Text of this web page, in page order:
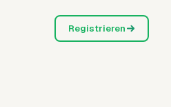
Registrieren